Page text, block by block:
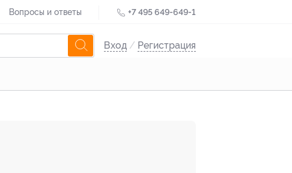
Вопросы и ответы +7 495 649-649-1
Вход / Регистрация